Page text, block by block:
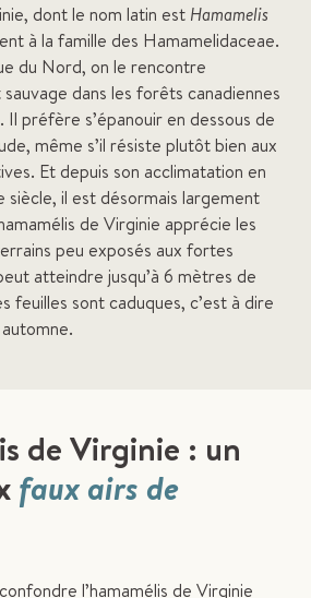
dont le nom latin est Hamamelis
à la famille des Hamamelidaceae.
du Nord, on le rencontre
dans les forêts canadiennes
préfère s’épanouir en dessous de
même s’il résiste plutôt bien aux
Et depuis son acclimatation en
siècle, il est désormais largement
de Virginie apprécie les
peu exposés aux fortes
atteindre jusqu’à 6 mètres de
feuilles sont caduques, c’est à dire
de Virginie : un
faux airs de
l’hamamélis de Virginie